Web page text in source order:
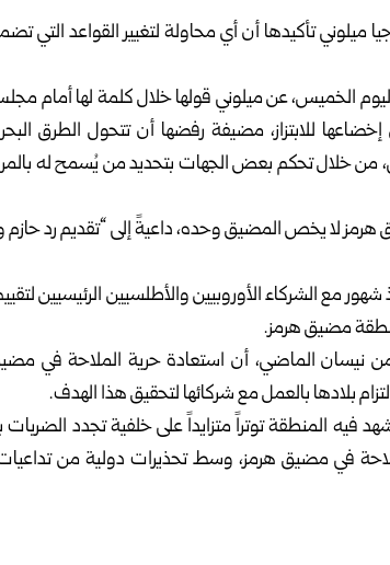
ميلوني تأكيدها أن أي محاولة لتغيير القواعد التي
اليوم الخميس، عن ميلوني قولها خلال كلمة لها أمام
للابتزاز، مضيفة رفضها أن تتحول الطرق
خلال تحكم بعض الجهات بتحديد من يُسمح له
هرمزلا يخص المضيق وحده، داعيةً إلى “تقديم رد
مع الشركاء الأوروبيين والأطلسيين الرئيسيين
مضيق هرمز.
نيسان الماضي، أن استعادة حرية الملاحة في
بلادها بالعمل مع شركائها لتحقيق هذا الهدف.
المنطقة توتراً متزايداً على خلفية تجدد الضربات
في مضيق هرمز، وسط تحذيرات دولية من